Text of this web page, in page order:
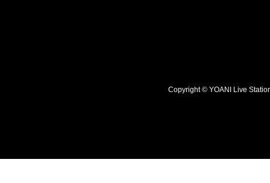
Copyright © YOANI Live